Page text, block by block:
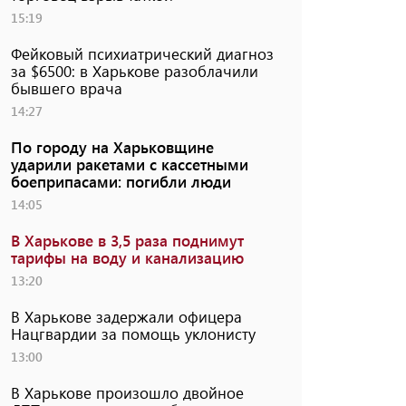
15:19
Фейковый психиатрический диагноз
за $6500: в Харькове разоблачили
бывшего врача
14:27
По городу на Харьковщине
ударили ракетами с кассетными
боеприпасами: погибли люди
14:05
В Харькове в 3,5 раза поднимут
тарифы на воду и канализацию
13:20
В Харькове задержали офицера
Нацгвардии за помощь уклонисту
13:00
В Харькове произошло двойное